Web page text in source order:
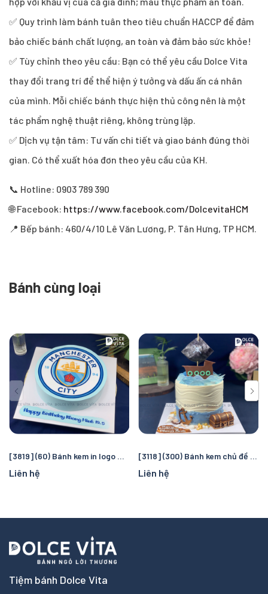
✅ Quy trình làm bánh tuân theo tiêu chuẩn HACCP để đảm
bảo chiếc bánh chất lượng, an toàn và đảm bảo sức khỏe!
✅ Tùy chỉnh theo yêu cầu: Bạn có thể yêu cầu Dolce Vita
thay đổi trang trí để thể hiện ý tưởng và dấu ấn cá nhân
của mình. Mỗi chiếc bánh thực hiện thủ công nên là một
tác phẩm nghệ thuật riêng, không trùng lặp.
✅ Dịch vụ tận tâm: Tư vấn chi tiết và giao bánh đúng thời
gian. Có thể xuất hóa đơn theo yêu cầu của KH.
📞 Hotline: 0903 789 390
🌐 Facebook: https://www.facebook.com/DolcevitaHCM
📍 Bếp bánh: 460/4/10 Lê Văn Lương, P. Tân Hưng, TP HCM.
Bánh cùng loại
[3819] (60) Bánh kem in logo Manchester City – Quà tặng sinh nhật hoàn hảo cho fan bóng đá
Liên hệ
[3118] (300) Bánh kem chủ đề cướp biển và đại dương – Chuyến truy tìm kho báu kỳ thú cho bé
Liên hệ
Tiệm bánh Dolce Vita